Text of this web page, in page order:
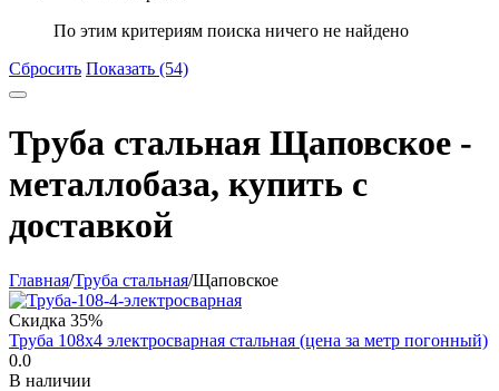
По этим критериям поиска ничего не найдено
Сбросить Показать (54)
Труба стальная Щаповское -
металлобаза, купить с
доставкой
Главная/Труба стальная/Щаповское
Скидка 35%
Труба 108х4 электросварная стальная (цена за метр погонный)
0.0
В наличии